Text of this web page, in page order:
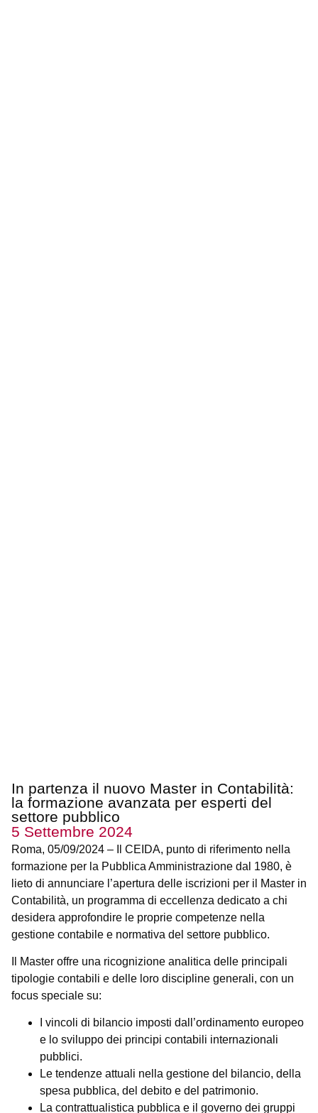
In partenza il nuovo Master in Contabilità:
la formazione avanzata per esperti del
settore pubblico
5 Settembre 2024
Roma, 05/09/2024 – Il CEIDA, punto di riferimento nella
formazione per la Pubblica Amministrazione dal 1980, è
lieto di annunciare l’apertura delle iscrizioni per il Master in
Contabilità, un programma di eccellenza dedicato a chi
desidera approfondire le proprie competenze nella
gestione contabile e normativa del settore pubblico.
Il Master offre una ricognizione analitica delle principali
tipologie contabili e delle loro discipline generali, con un
focus speciale su:
I vincoli di bilancio imposti dall’ordinamento europeo
e lo sviluppo dei principi contabili internazionali
pubblici.
Le tendenze attuali nella gestione del bilancio, della
spesa pubblica, del debito e del patrimonio.
La contrattualistica pubblica e il governo dei gruppi